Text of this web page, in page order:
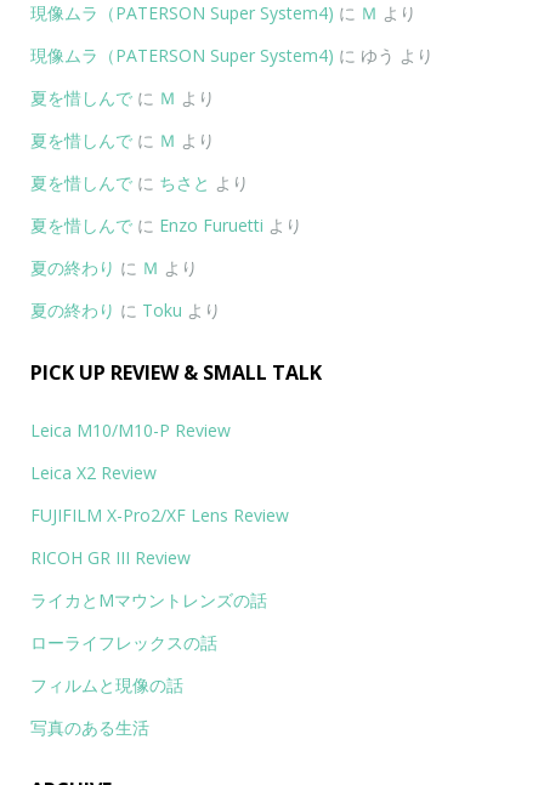
現像ムラ（PATERSON Super System4) に Ｍ より
現像ムラ（PATERSON Super System4) に ゆう より
夏を惜しんで に Ｍ より
夏を惜しんで に Ｍ より
夏を惜しんで に ちさと より
夏を惜しんで に Enzo Furuetti より
夏の終わり に Ｍ より
夏の終わり に Toku より
PICK UP REVIEW & SMALL TALK
Leica M10/M10-P Review
Leica X2 Review
FUJIFILM X-Pro2/XF Lens Review
RICOH GR III Review
ライカとMマウントレンズの話
ローライフレックスの話
フィルムと現像の話
写真のある生活